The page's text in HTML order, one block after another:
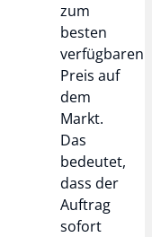
zum
besten
verfügbaren
Preis auf
dem
Markt.
Das
bedeutet,
dass der
Auftrag
sofort